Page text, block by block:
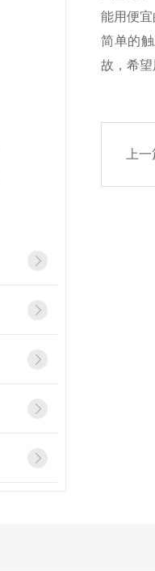
能用便
简单的
故，希
上